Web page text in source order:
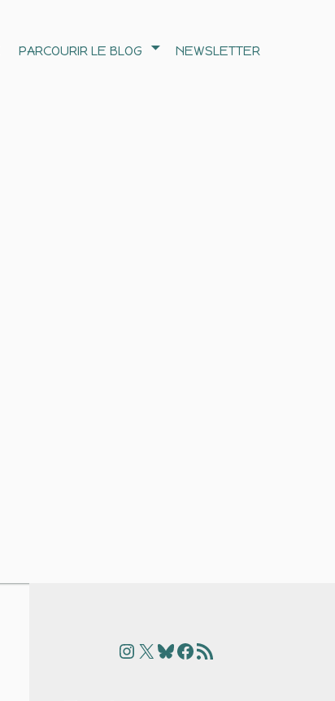
PARCOURIR LE BLOG NEWSLETTER
Instagram
X Bluesky
Facebook
Articles